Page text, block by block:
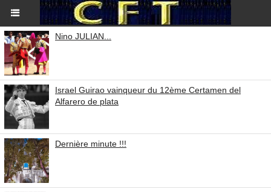
Nino JULIAN...
Israel Guirao vainqueur du 12ème Certamen del
Alfarero de plata
Dernière minute !!!